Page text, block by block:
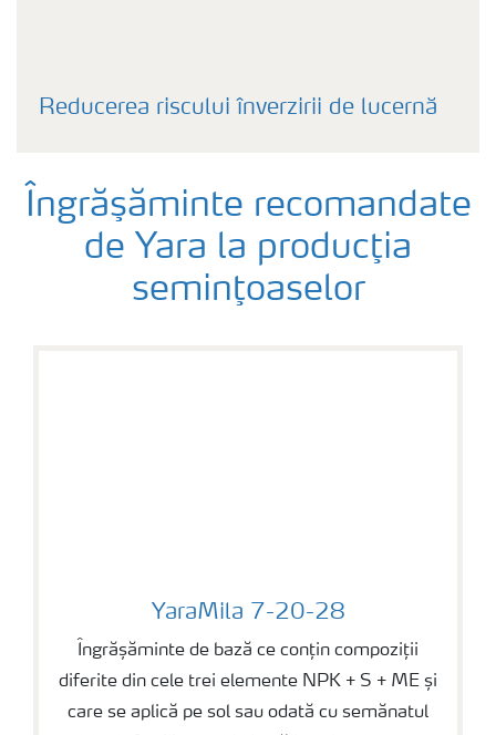
Reducerea riscului înverzirii de lucernă
Îngrăşăminte recomandate
de Yara la producţia
seminţoaselor
YaraMila 7-20-28
Îngrășăminte de bază ce conțin compoziții
diferite din cele trei elemente NPK + S + ME și
care se aplică pe sol sau odată cu semănatul